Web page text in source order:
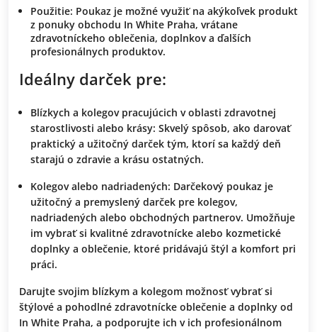
Použitie: Poukaz je možné využiť na akýkoľvek produkt
z ponuky obchodu In White Praha, vrátane
zdravotníckeho oblečenia, doplnkov a ďalších
profesionálnych produktov.
Ideálny darček pre:
Blízkych a kolegov pracujúcich v oblasti zdravotnej
starostlivosti alebo krásy: Skvelý spôsob, ako darovať
praktický a užitočný darček tým, ktorí sa každý deň
starajú o zdravie a krásu ostatných.
Kolegov alebo nadriadených: Darčekový poukaz je
užitočný a premyslený darček pre kolegov,
nadriadených alebo obchodných partnerov. Umožňuje
im vybrať si kvalitné zdravotnícke alebo kozmetické
doplnky a oblečenie, ktoré pridávajú štýl a komfort pri
práci.
Darujte svojim blízkym a kolegom možnosť vybrať si
štýlové a pohodlné zdravotnícke oblečenie a doplnky od
In White Praha, a podporujte ich v ich profesionálnom